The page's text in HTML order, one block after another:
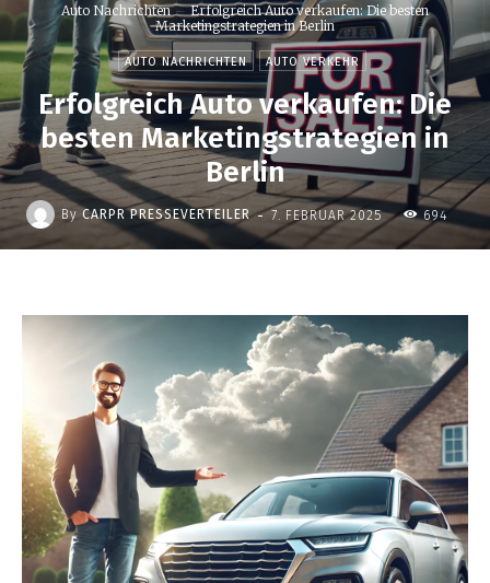
Auto Nachrichten
Erfolgreich Auto verkaufen: Die besten
Marketingstrategien in Berlin
AUTO NACHRICHTEN AUTO VERKEHR
Erfolgreich Auto verkaufen: Die
besten Marketingstrategien in
Berlin
By CARPR PRESSEVERTEILER - 7. FEBRUAR 2025 694